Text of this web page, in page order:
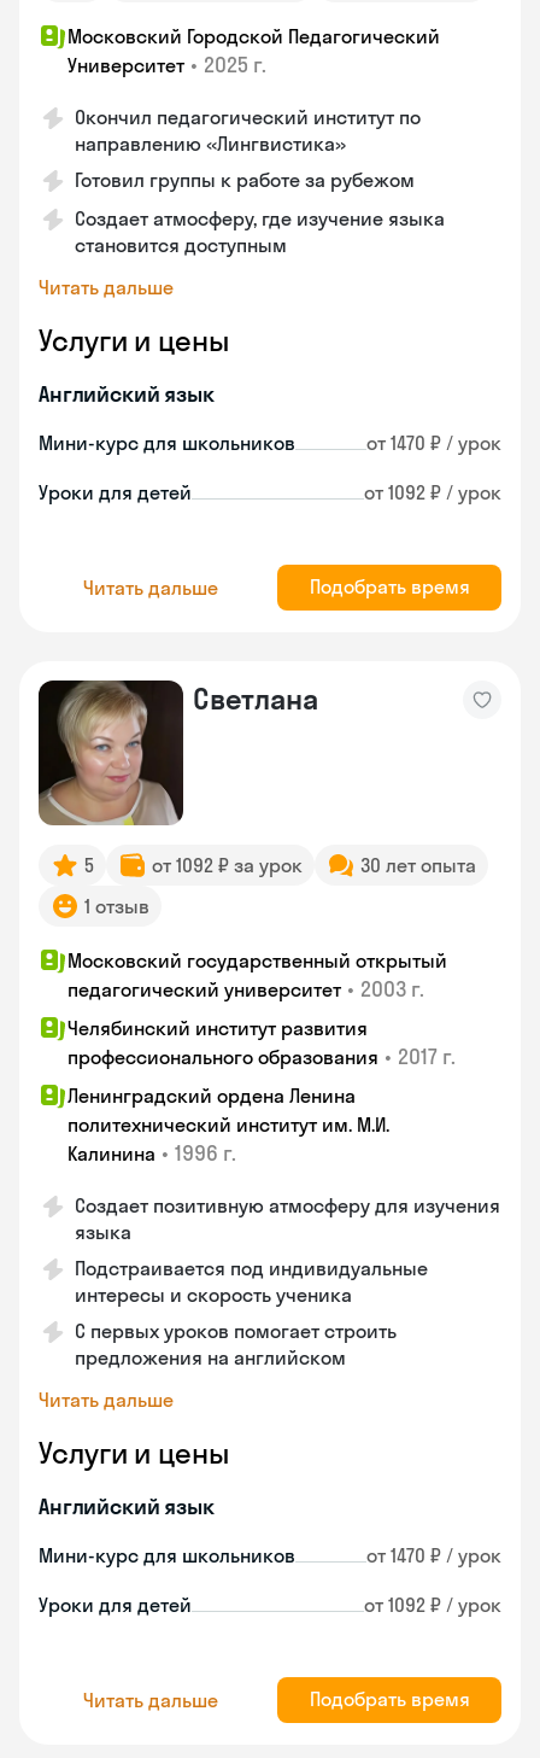
Московский Городской Педагогический
Университет • 2025 г.
Окончил педагогический институт по
направлению «Лингвистика»
Готовил группы к работе за рубежом
Создает атмосферу, где изучение языка
становится доступным
Читать дальше
Услуги и цены
Английский язык
Мини-курс для школьников от 1470 ₽ / урок
Уроки для детей от 1092 ₽ / урок
Читать дальше Подобрать время
Светлана
5 от 1092 ₽ за урок
30 лет опыта
1 отзыв
Московский государственный открытый
педагогический университет • 2003 г.
Челябинский институт развития
профессионального образования • 2017 г.
Ленинградский ордена Ленина
политехнический институт им. М.И.
Калинина • 1996 г.
Создает позитивную атмосферу для изучения
языка
Подстраивается под индивидуальные
интересы и скорость ученика
С первых уроков помогает строить
предложения на английском
Читать дальше
Услуги и цены
Английский язык
Мини-курс для школьников от 1470 ₽ / урок
Уроки для детей от 1092 ₽ / урок
Читать дальше Подобрать время